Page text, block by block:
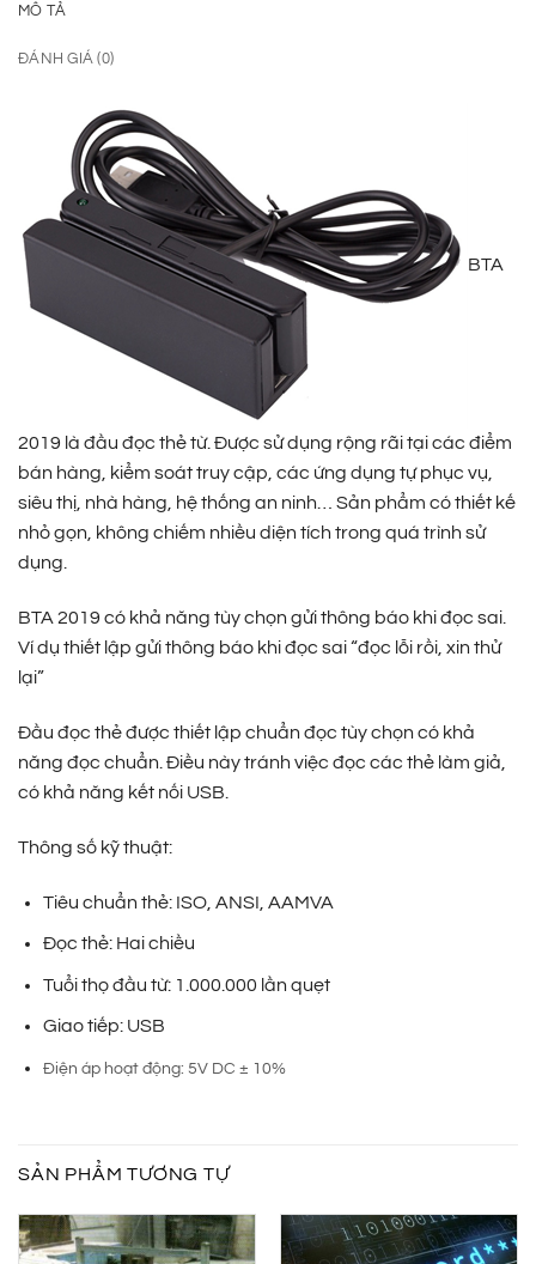
MÔ TẢ
ĐÁNH GIÁ (0)
BTA
2019 là đầu đọc thẻ từ. Được sử dụng rộng rãi tại các điểm
bán hàng, kiểm soát truy cập, các ứng dụng tự phục vụ,
siêu thị, nhà hàng, hệ thống an ninh… Sản phẩm có thiết kế
nhỏ gọn, không chiếm nhiều diện tích trong quá trình sử
dụng.
BTA 2019 có khả năng tùy chọn gửi thông báo khi đọc sai.
Ví dụ thiết lập gửi thông báo khi đọc sai “đọc lỗi rồi, xin thử
lại”
Đầu đọc thẻ được thiết lập chuẩn đọc tùy chọn có khả
năng đọc chuẩn. Điều này tránh việc đọc các thẻ làm giả,
có khả năng kết nối USB.
Thông số kỹ thuật:
Tiêu chuẩn thẻ: ISO, ANSI, AAMVA
Đọc thẻ: Hai chiều
Tuổi thọ đầu từ: 1.000.000 lần quẹt
Giao tiếp: USB
Điện áp hoạt động: 5V DC ± 10%
SẢN PHẨM TƯƠNG TỰ